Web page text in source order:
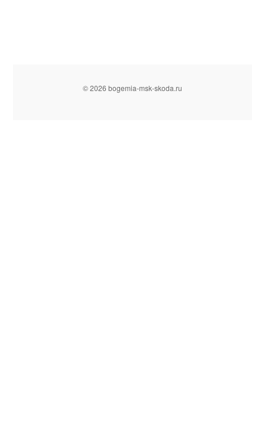
© 2026 bogemia-msk-skoda.ru